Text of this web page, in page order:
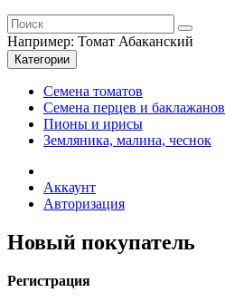
Например: Томат Абаканский
Категории
Семена томатов
Семена перцев и баклажанов
Пионы и ирисы
Земляника, малина, чеснок
Аккаунт
Авторизация
Новый покупатель
Регистрация